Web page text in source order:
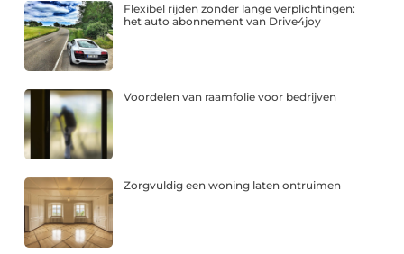
Flexibel rijden zonder lange verplichtingen:
het auto abonnement van Drive4joy
Voordelen van raamfolie voor bedrijven
Zorgvuldig een woning laten ontruimen